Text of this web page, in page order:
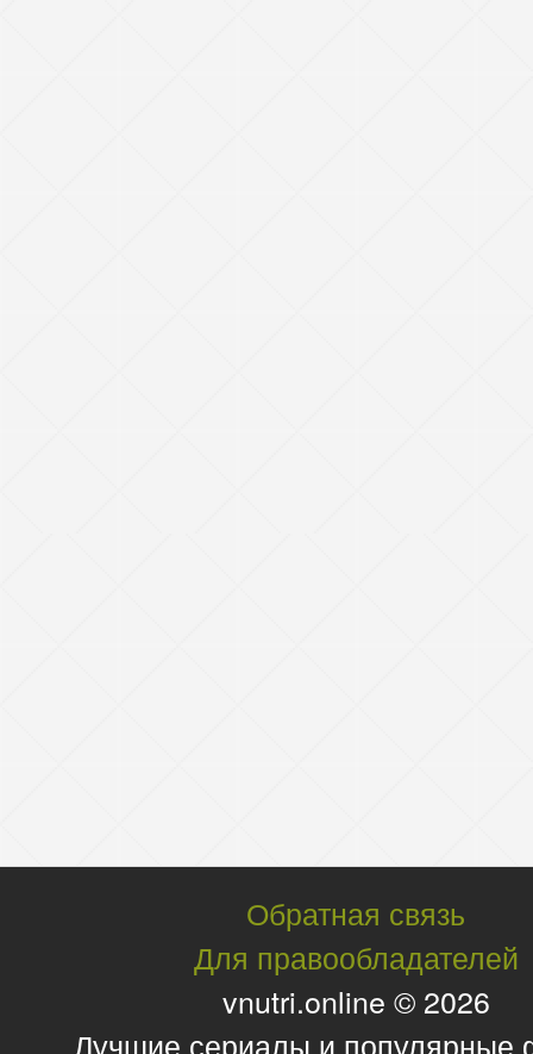
Обратная связь
Для правообладателей
vnutri.online © 2026
Лучшие сериалы и